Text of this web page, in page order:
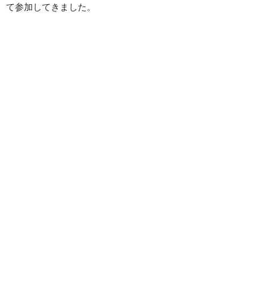
て参加してきました。